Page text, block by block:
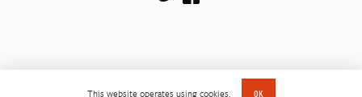
This website operates using cookies. OK